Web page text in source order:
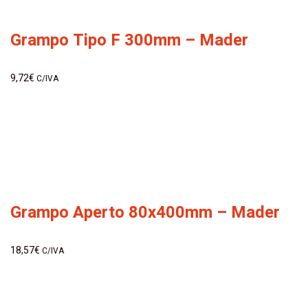
Grampo Tipo F 300mm – Mader
9,72€ C/IVA
Grampo Aperto 80x400mm – Mader
18,57€ C/IVA